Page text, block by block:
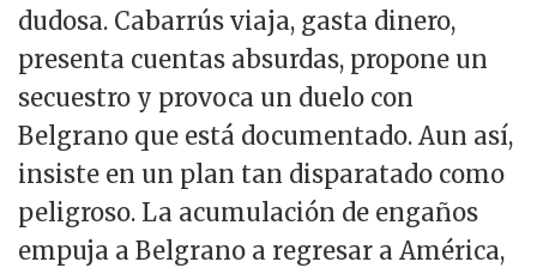
dudosa. Cabarrús viaja, gasta dinero,
presenta cuentas absurdas, propone un
secuestro y provoca un duelo con
Belgrano que está documentado. Aun así,
insiste en un plan tan disparatado como
peligroso. La acumulación de engaños
empuja a Belgrano a regresar a América,